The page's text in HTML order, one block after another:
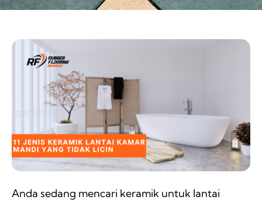
Anda sedang mencari keramik untuk lantai